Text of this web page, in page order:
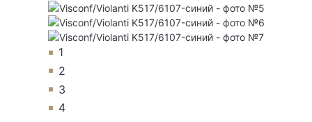
1
2
3
4